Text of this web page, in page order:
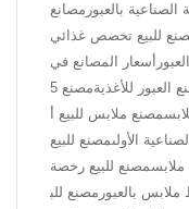
بالعبور مصانع
للبيع تخصص غذائي
أسعار المصانع في
العبور للأغذية
مصنع 5
مصنع ملابس للبيع أ
الأولىمصنع للبيع
مصنع للبيع رخصة
بالعبور مصنع للب